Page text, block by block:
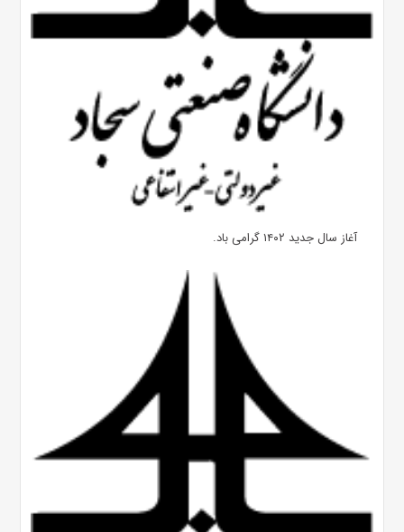
آغاز سال جدید ۱۴۰۲ گرامی باد.